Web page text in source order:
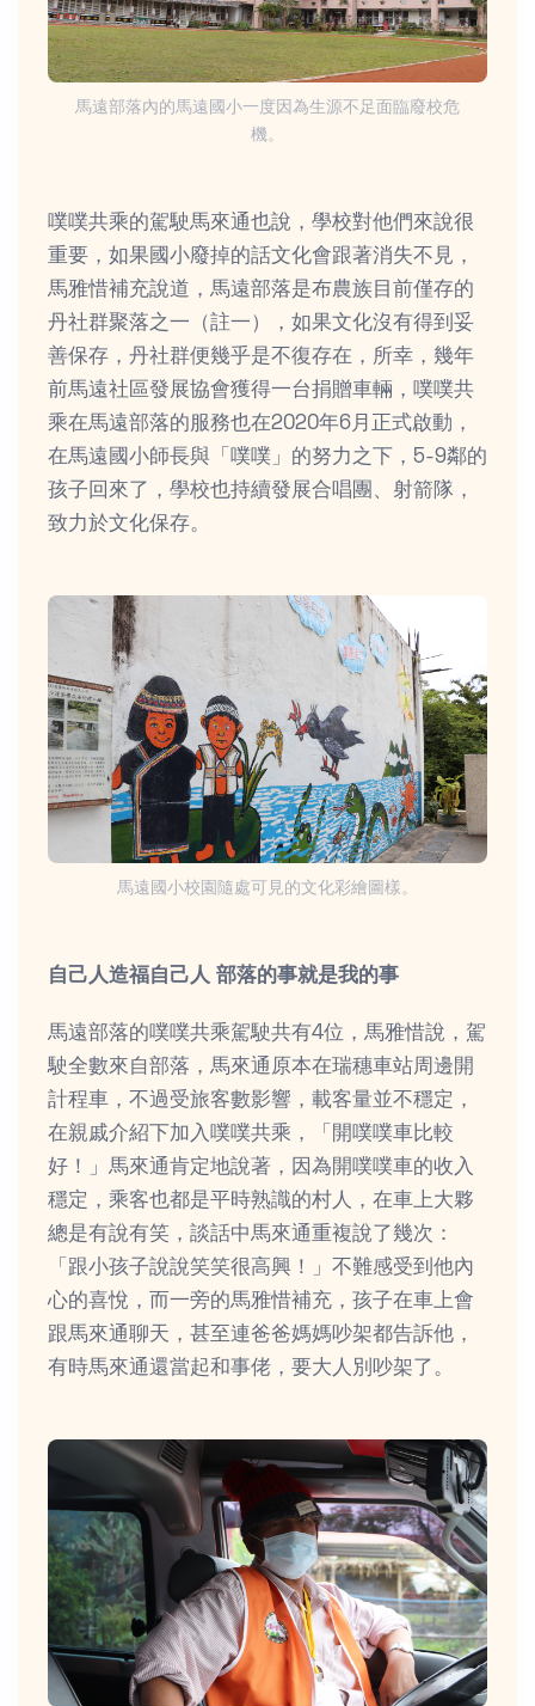
馬遠部落內的馬遠國小一度因為生源不足面臨廢校危
機。
噗噗共乘的駕駛馬來通也說，學校對他們來說很
重要，如果國小廢掉的話文化會跟著消失不見，
馬雅惜補充說道，馬遠部落是布農族目前僅存的
丹社群聚落之一（註一），如果文化沒有得到妥
善保存，丹社群便幾乎是不復存在，所幸，幾年
前馬遠社區發展協會獲得一台捐贈車輛，噗噗共
乘在馬遠部落的服務也在2020年6月正式啟動，
在馬遠國小師長與「噗噗」的努力之下，5-9鄰的
孩子回來了，學校也持續發展合唱團、射箭隊，
致力於文化保存。
馬遠國小校園隨處可見的文化彩繪圖樣。
自己人造福自己人 部落的事就是我的事
馬遠部落的噗噗共乘駕駛共有4位，馬雅惜說，駕
駛全數來自部落，馬來通原本在瑞穗車站周邊開
計程車，不過受旅客數影響，載客量並不穩定，
在親戚介紹下加入噗噗共乘，「開噗噗車比較
好！」馬來通肯定地說著，因為開噗噗車的收入
穩定，乘客也都是平時熟識的村人，在車上大夥
總是有說有笑，談話中馬來通重複說了幾次：
「跟小孩子說說笑笑很高興！」不難感受到他內
心的喜悅，而一旁的馬雅惜補充，孩子在車上會
跟馬來通聊天，甚至連爸爸媽媽吵架都告訴他，
有時馬來通還當起和事佬，要大人別吵架了。